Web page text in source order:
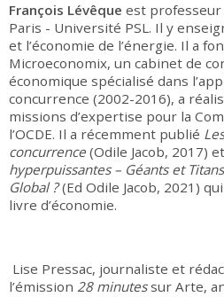
François Lévêque est professeur
Paris - Université PSL. Il y
et l’économie de l’énergie. Il a
Microeconomix, un cabinet de
économique spécialisé dans
concurrence (2002-2016), a
missions d’expertise pour la
l’OCDE. Il a récemment publié
concurrence (Odile Jacob, 2017)
hyperpuissantes – Géants et
Global ?(Ed Odile Jacob, 2021)
livre d’économie.
Lise Pressac, journaliste et
l’émission 28 minutessur Arte,